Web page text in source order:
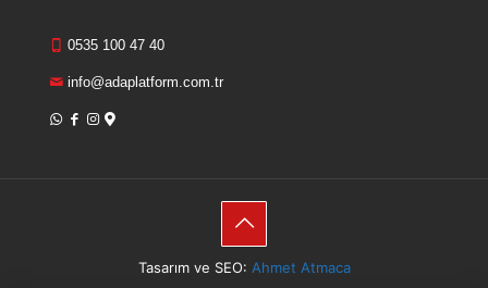
0535 100 47 40
info@adaplatform.com.tr
Tasarım ve SEO: Ahmet Atmaca